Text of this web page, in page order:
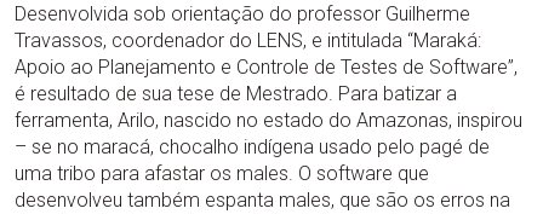
Desenvolvida sob orientação do professor Guilherme
Travassos, coordenador do LENS, e intitulada “Maraká:
Apoio ao Planejamento e Controle de Testes de Software”,
é resultado de sua tese de Mestrado. Para batizar a
ferramenta, Arilo, nascido no estado do Amazonas, inspirou
– se no maracá, chocalho indígena usado pelo pagé de
uma tribo para afastar os males. O software que
desenvolveu também espanta males, que são os erros na